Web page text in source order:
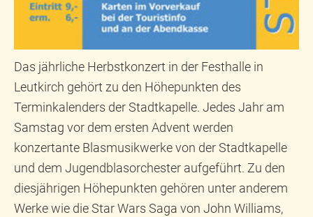
Das jährliche Herbstkonzert in der Festhalle in
Leutkirch gehört zu den Höhepunkten des
Terminkalenders der Stadtkapelle. Jedes Jahr am
Samstag vor dem ersten Advent werden
konzertante Blasmusikwerke von der Stadtkapelle
und dem Jugendblasorchester aufgeführt. Zu den
diesjährigen Höhepunkten gehören unter anderem
Werke wie die Star Wars Saga von John Williams,